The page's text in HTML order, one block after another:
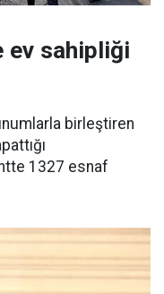
ev sahipliği
birleştiren
1327 esnaf